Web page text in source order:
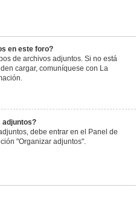
en este foro?
de archivos adjuntos. Si no está
cargar, comuníquese con La
adjuntos?
debe entrar en el Panel de
"Organizar adjuntos".